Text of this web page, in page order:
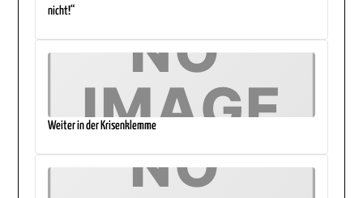
nicht!“
Weiter in der Krisenklemme